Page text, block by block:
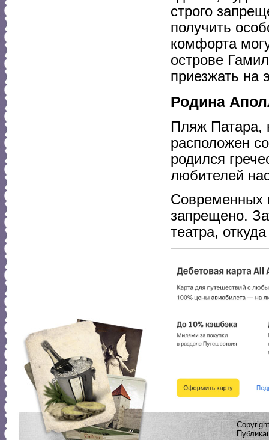
строго
получить
комфорта
острове
приезжать на
Родина
Пляж Патара,
расположен
родился
любителей
Современных
запрещено.
театра,